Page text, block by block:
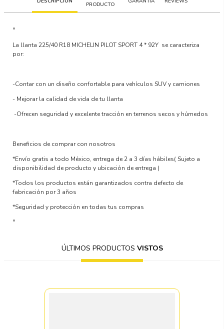
PRODUCTO
"
La llanta225/40 R18 MICHELIN PILOT SPORT 4 * 92Y se caracteriza
por:
-Contar con un diseño confortable para vehículos SUV y camiones
- Mejorar la calidad de vida de tu llanta
-Ofrecen seguridad y excelente tracción en terrenos secos y húmedos
Beneficios de comprar con nosotros
*Envío gratis a todo México, entrega de 2 a 3 días hábiles( Sujeto a
disponibilidad de producto y ubicación de entrega )
*Todos los productos están garantizados contra defecto de
fabricación por 3 años
*Seguridad y protección en todas tus compras
"
ÚLTIMOS PRODUCTOS VISTOS